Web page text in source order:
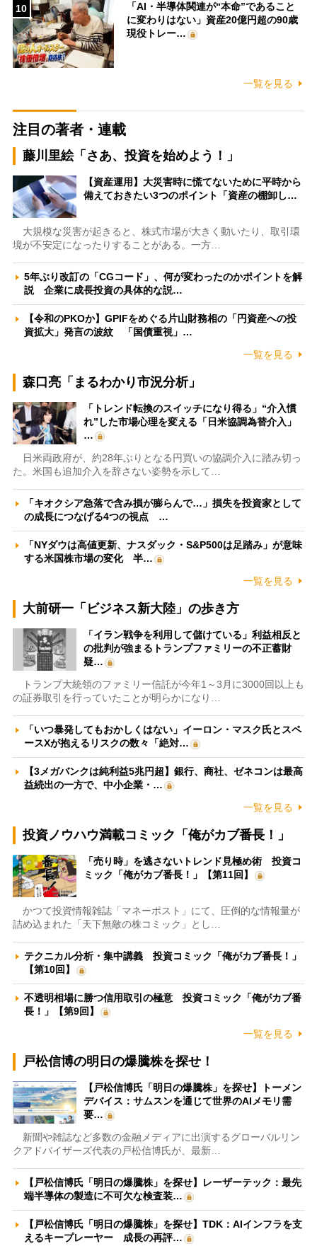
10
「AI・半導体関連が“本命”であること
に変わりはない」資産20億円超の90歳
現役トレー…
一覧を見る
注目の著者・連載
藤川里絵「さあ、投資を始めよう！」
【資産運用】大災害時に慌てないために平時から
備えておきたい3つのポイント「資産の棚卸し…
大規模な災害が起きると、株式市場が大きく動いたり、取引環
境が不安定になったりすることがある。一方…
5年ぶり改訂の「CGコード」、何が変わったのかポイントを解
説 企業に成長投資の具体的な説…
【令和のPKOか】GPIFをめぐる片山財務相の「円資産への投
資拡大」発言の波紋 「国債重視」…
一覧を見る
森口亮「まるわかり市況分析」
「トレンド転換のスイッチになり得る」“介入慣
れ”した市場心理を変える「日米協調為替介入」
…
日米両政府が、約28年ぶりとなる円買いの協調介入に踏み切っ
た。米国も追加介入を辞さない姿勢を示して…
「キオクシア急落で含み損が膨らんで…」損失を投資家として
の成長につなげる4つの視点 …
「NYダウは高値更新、ナスダック・S&P500は足踏み」が意味
する米国株市場の変化 半…
一覧を見る
大前研一「ビジネス新大陸」の歩き方
「イラン戦争を利用して儲けている」利益相反と
の批判が強まるトランプファミリーの不正蓄財
疑…
トランプ大統領のファミリー信託が今年1～3月に3000回以上も
の証券取引を行っていたことが明らかになり…
「いつ暴発してもおかしくはない」イーロン・マスク氏とスペ
ースXが抱えるリスクの数々「絶対…
【3メガバンクは純利益5兆円超】銀行、商社、ゼネコンは最高
益続出の一方で、中小企業・…
一覧を見る
投資ノウハウ満載コミック「俺がカブ番長！」
「売り時」を逃さないトレンド見極め術 投資コ
ミック「俺がカブ番長！」【第11回】
かつて投資情報雑誌「マネーポスト」にて、圧倒的な情報量が
詰め込まれた「天下無敵の株コミック」とし…
テクニカル分析・集中講義 投資コミック「俺がカブ番長！」
【第10回】
不透明相場に勝つ信用取引の極意 投資コミック「俺がカブ番
長！」【第9回】
一覧を見る
戸松信博の明日の爆騰株を探せ！
【戸松信博氏「明日の爆騰株」を探せ】トーメン
デバイス：サムスンを通じて世界のAIメモリ需
要…
新聞や雑誌など多数の金融メディアに出演するグローバルリン
クアドバイザーズ代表の戸松信博氏が、最新…
【戸松信博氏「明日の爆騰株」を探せ】レーザーテック：最先
端半導体の製造に不可欠な検査装…
【戸松信博氏「明日の爆騰株」を探せ】TDK：AIインフラを支
えるキープレーヤー 成長の再評…